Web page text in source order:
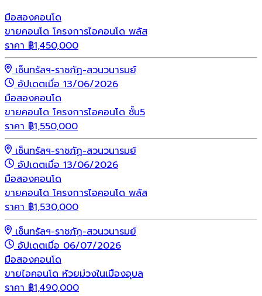
มือสองคอนโด
ขายคอนโด โครงการไอคอนโด พลัส
ราคา ฿1,450,000
เซ็นทรัลฯ-ราชภัฏ-สวนวนารมย์
อัปเดตเมื่อ 13/06/2026
มือสองคอนโด
ขายคอนโด โครงการไอคอนโด ชั้น5
ราคา ฿1,550,000
เซ็นทรัลฯ-ราชภัฏ-สวนวนารมย์
อัปเดตเมื่อ 13/06/2026
มือสองคอนโด
ขายคอนโด โครงการไอคอนโด พลัส
ราคา ฿1,530,000
เซ็นทรัลฯ-ราชภัฏ-สวนวนารมย์
อัปเดตเมื่อ 06/07/2026
มือสองคอนโด
ขายไอคอนโด ห้วยม่วงในเมืองอุบล
ราคา ฿1,490,000